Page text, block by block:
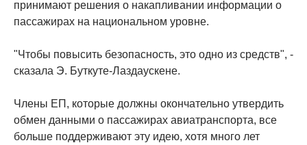
принимают решения о накапливании информации о
пассажирах на национальном уровне.
"Чтобы повысить безопасность, это одно из средств", -
сказала Э. Буткуте-Лаздаускене.
Члены ЕП, которые должны окончательно утвердить
обмен данными о пассажирах авиатранспорта, все
больше поддерживают эту идею, хотя много лет